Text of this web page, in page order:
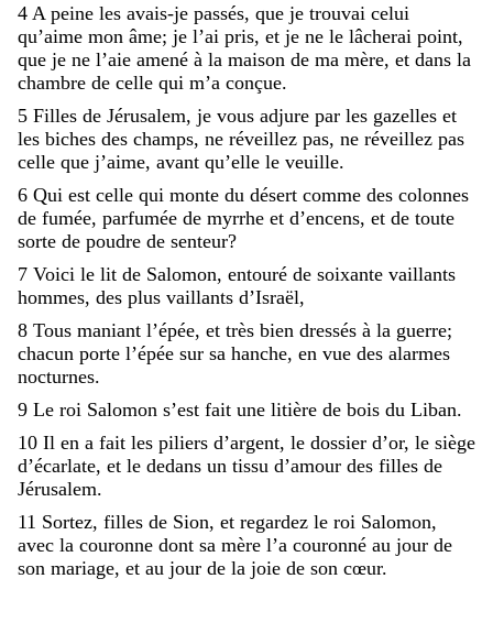
4 A peine les avais-je passés, que je trouvai celui
qu’aime mon âme; je l’ai pris, et je ne le lâcherai point,
que je ne l’aie amené à la maison de ma mère, et dans la
chambre de celle qui m’a conçue.
5 Filles de Jérusalem, je vous adjure par les gazelles et
les biches des champs, ne réveillez pas, ne réveillez pas
celle que j’aime, avant qu’elle le veuille.
6 Qui est celle qui monte du désert comme des colonnes
de fumée, parfumée de myrrhe et d’encens, et de toute
sorte de poudre de senteur?
7 Voici le lit de Salomon, entouré de soixante vaillants
hommes, des plus vaillants d’Israël,
8 Tous maniant l’épée, et très bien dressés à la guerre;
chacun porte l’épée sur sa hanche, en vue des alarmes
nocturnes.
9 Le roi Salomon s’est fait une litière de bois du Liban.
10 Il en a fait les piliers d’argent, le dossier d’or, le siège
d’écarlate, et le dedans un tissu d’amour des filles de
Jérusalem.
11 Sortez, filles de Sion, et regardez le roi Salomon,
avec la couronne dont sa mère l’a couronné au jour de
son mariage, et au jour de la joie de son cœur.